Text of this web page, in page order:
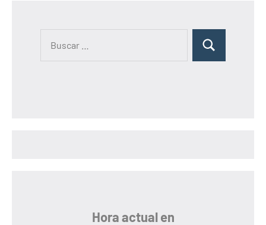
B
Hora actual en